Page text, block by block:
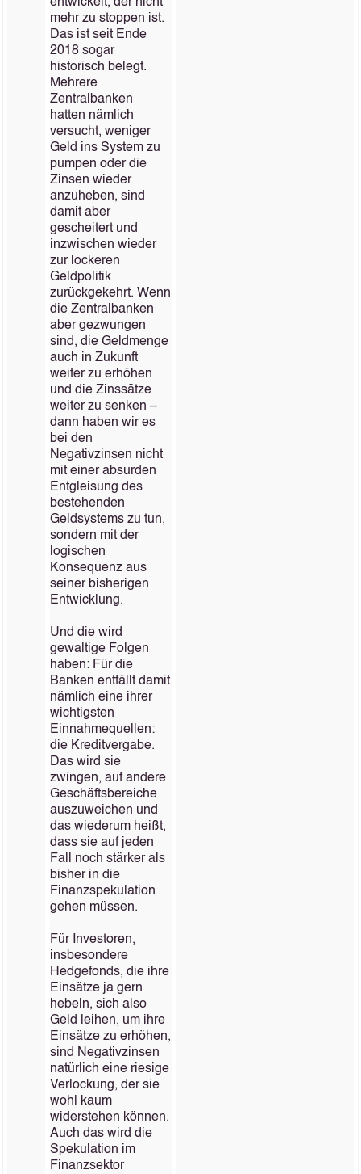
mehr zu stoppen ist.
Das ist seit Ende
2018 sogar
historisch belegt.
Mehrere
Zentralbanken
hatten nämlich
versucht, weniger
Geld ins System zu
pumpen oder die
Zinsen wieder
anzuheben, sind
damit aber
gescheitert und
inzwischen wieder
zur lockeren
Geldpolitik
zurückgekehrt. Wenn
die Zentralbanken
aber gezwungen
sind, die Geldmenge
auch in Zukunft
weiter zu erhöhen
und die Zinssätze
weiter zu senken –
dann haben wir es
bei den
Negativzinsen nicht
mit einer absurden
Entgleisung des
bestehenden
Geldsystems zu tun,
sondern mit der
logischen
Konsequenz aus
seiner bisherigen
Entwicklung.
Und die wird
gewaltige Folgen
haben: Für die
Banken entfällt damit
nämlich eine ihrer
wichtigsten
Einnahmequellen:
die Kreditvergabe.
Das wird sie
zwingen, auf andere
Geschäftsbereiche
auszuweichen und
das wiederum heißt,
dass sie auf jeden
Fall noch stärker als
bisher in die
Finanzspekulation
gehen müssen.
Für Investoren,
insbesondere
Hedgefonds, die ihre
Einsätze ja gern
hebeln, sich also
Geld leihen, um ihre
Einsätze zu erhöhen,
sind Negativzinsen
natürlich eine riesige
Verlockung, der sie
wohl kaum
widerstehen können.
Auch das wird die
Spekulation im
Finanzsektor